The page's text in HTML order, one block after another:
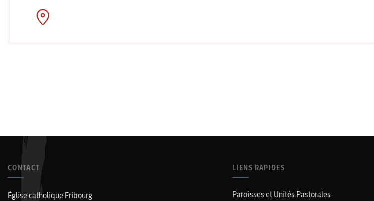
CONTACT
Église catholique Fribourg
LIENS RAPIDES
Paroisses et Unités Pastorales